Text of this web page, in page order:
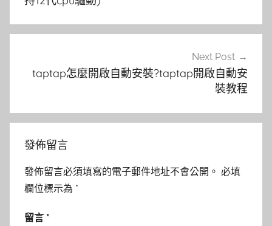
覽
Next Post
taptap怎麼開啟自動安裝?taptap開啟自動安
裝教程
發佈留言
發佈留言必須填寫的電子郵件地址不會公開。 必填
欄位標示為 *
留言 *